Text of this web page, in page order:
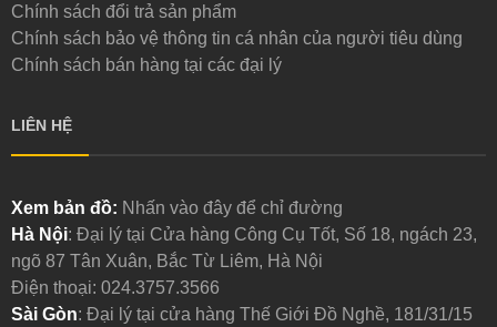
Chính sách đổi trả sản phẩm
Chính sách bảo vệ thông tin cá nhân của người tiêu dùng
Chính sách bán hàng tại các đại lý
LIÊN HỆ
Xem bản đồ: Nhấn vào đây để chỉ đường
Hà Nội: Đại lý tại Cửa hàng Công Cụ Tốt, Số 18, ngách 23,
ngõ 87 Tân Xuân, Bắc Từ Liêm, Hà Nội
Điện thoại: 024.3757.3566
Sài Gòn: Đại lý tại cửa hàng Thế Giới Đồ Nghề, 181/31/15